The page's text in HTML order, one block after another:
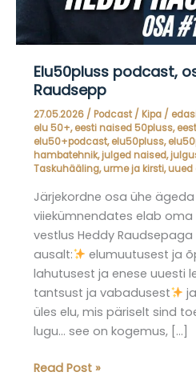
Elu50pluss podcast,
Raudsepp
27.05.2026 / Podcast/ Kipa /
elu 50+,eesti naised 50pluss,
elu50+podcast,elu50pluss,
hambatehnik,julged naised,
Taskuhääling,urme ja kirsti,uued
Järjekordne osa ühe
viiekümnendates elab oma
vestlus Heddy
ausalt:
elumuutusest ja
lahutusest ja enese uuesti
tantsust ja vabadusest
üles elu, mis päriselt sind
lugu… see on kogemus, […]
Elu50pluss
Read Post »